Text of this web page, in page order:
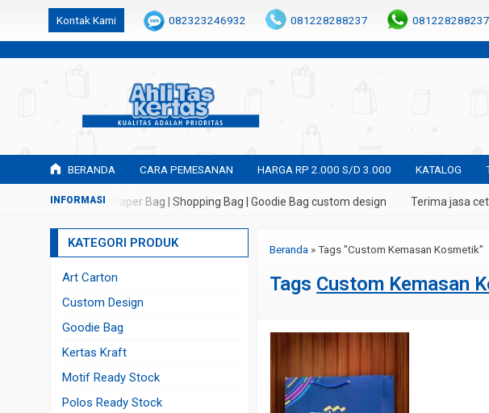
k6Ghe9jF9rmtx91MrSV7BIpW27id0SMW1kLEoe8rM2U
Kontak Kami 082323246932 081228288237 081228288237
BERANDA CARA PEMESANAN HARGA RP 2.000 S/D 3.000 KATALOG
Tas Kertas | Paper Bag | Shopping Bag | Goodie Bag custom design Terima jasa
Beranda »Tags "Custom Kemasan Kosmetik"
Tags Custom Kemasan
KATEGORI PRODUK
Art Carton
Custom Design
Goodie Bag
Kertas Kraft
Motif Ready Stock
Polos Ready Stock